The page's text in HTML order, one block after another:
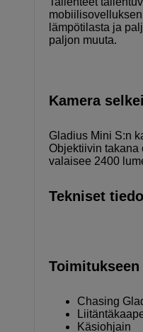
lämpötilasta ja
paljon muuta.
Kamera
Gladius Mini S:n
Objektiivin takana
valaisee 2400
Tekniset
Chasing
Käsiohjain